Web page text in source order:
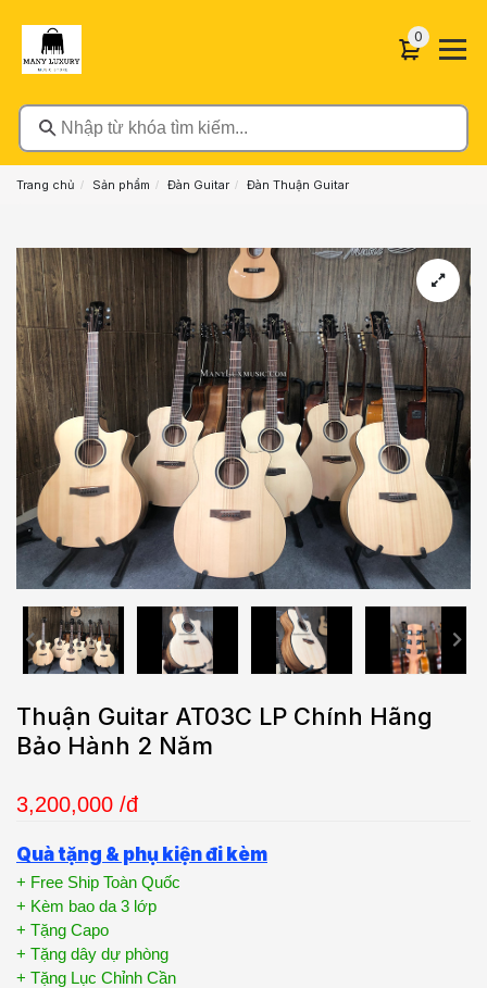
Nhập từ khóa tìm kiếm...
00 sản
Trang chủ Sản phẩm Đàn Guitar Đàn Thuận Guitar
Thuận Guitar AT03C LP Chính Hãng
Bảo Hành 2 Năm
3,200,000 /đ
Quà tặng & phụ kiện đi kèm
+ Free Ship Toàn Quốc
+ Kèm bao da 3 lớp
+ Tặng Capo
+ Tặng dây dự phòng
+ Tặng Lục Chỉnh Cần